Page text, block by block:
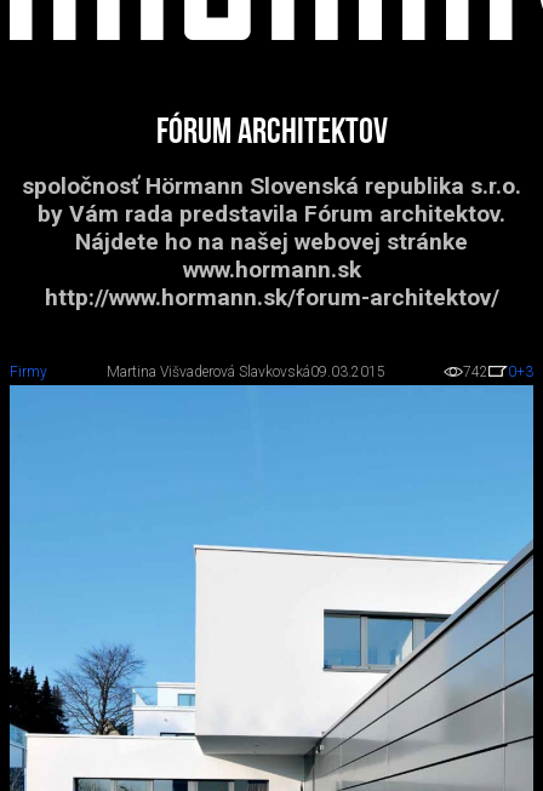
Fórum architektov
spoločnosť Hörmann Slovenská republika s.r.o.
by Vám rada predstavila Fórum architektov.
Nájdete ho na našej webovej stránke
www.hormann.sk
http://www.hormann.sk/forum-architektov/
Firmy Martina Višvaderová Slavkovská09.03.2015 742 0+3